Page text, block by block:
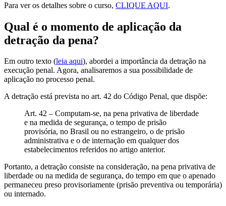
Para ver os detalhes sobre o curso, CLIQUE AQUI.
Qual é o momento de aplicação da
detração da pena?
Em outro texto (leia aqui), abordei a importância da detração na
execução penal. Agora, analisaremos a sua possibilidade de
aplicação no processo penal.
A detração está prevista no art. 42 do Código Penal, que dispõe:
Art. 42 – Computam-se, na pena privativa de liberdade
e na medida de segurança, o tempo de prisão
provisória, no Brasil ou no estrangeiro, o de prisão
administrativa e o de internação em qualquer dos
estabelecimentos referidos no artigo anterior.
Portanto, a detração consiste na consideração, na pena privativa de
liberdade ou na medida de segurança, do tempo em que o apenado
permaneceu preso provisoriamente (prisão preventiva ou temporária)
ou internado.